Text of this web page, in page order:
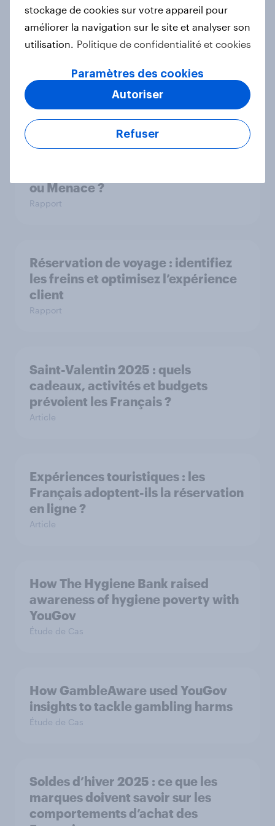
Français ?
Rapport
Soldes d’été : bonnes affaires,
bonne conscience ?
Article
ou Menace ?
Rapport
Réservation de voyage : identifiez
les freins et optimisez l’expérience
client
Rapport
Saint-Valentin 2025 : quels
cadeaux, activités et budgets
prévoient les Français ?
Article
Expériences touristiques : les
Français adoptent-ils la réservation
en ligne ?
Article
How The Hygiene Bank raised
awareness of hygiene poverty with
YouGov
Étude de Cas
How GambleAware used YouGov
insights to tackle gambling harms
Étude de Cas
Soldes d’hiver 2025 : ce que les
marques doivent savoir sur les
comportements d’achat des
stockage de cookies sur votre appareil pour
améliorer la navigation sur le site et analyser son
utilisation.
Politique de confidentialité et cookies
Paramètres des cookies
Refuser
Autoriser